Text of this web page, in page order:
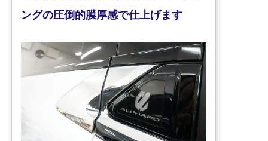
ングの圧倒的膜厚感で仕上げます